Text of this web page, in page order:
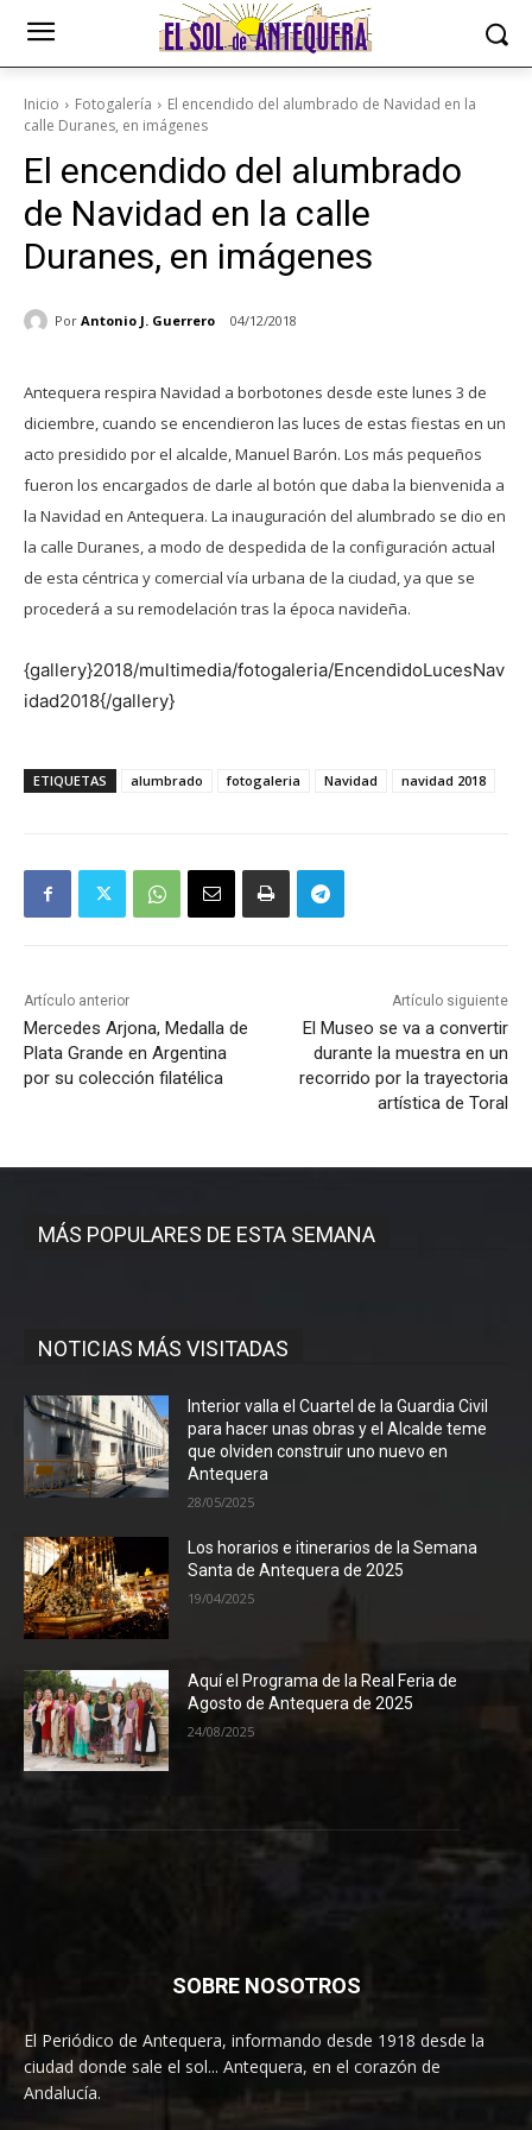
Inicio Fotogalería
El encendido del alumbrado de Navidad en la
calle Duranes, en imágenes
El encendido del alumbrado
de Navidad en la calle
Duranes, en imágenes
Por Antonio J. Guerrero 04/12/2018
Antequera respira Navidad a borbotones desde este lunes 3 de
diciembre, cuando se encendieron las luces de estas fiestas en un
acto presidido por el alcalde, Manuel Barón. Los más pequeños
fueron los encargados de darle al botón que daba la bienvenida a
la Navidad en Antequera. La inauguración del alumbrado se dio en
la calle Duranes, a modo de despedida de la configuración actual
de esta céntrica y comercial vía urbana de la ciudad, ya que se
procederá a su remodelación tras la época navideña.
{gallery}2018/multimedia/fotogaleria/EncendidoLucesNav
idad2018{/gallery}
ETIQUETAS alumbrado fotogaleria Navidad navidad 2018
Artículo anterior
Mercedes Arjona, Medalla de
Plata Grande en Argentina
por su colección filatélica
Artículo siguiente
El Museo se va a convertir
durante la muestra en un
recorrido por la trayectoria
artística de Toral
MÁS POPULARES DE ESTA SEMANA
NOTICIAS MÁS VISITADAS
Interior valla el Cuartel de la Guardia Civil
para hacer unas obras y el Alcalde teme
que olviden construir uno nuevo en
Antequera
28/05/2025
Los horarios e itinerarios de la Semana
Santa de Antequera de 2025
19/04/2025
Aquí el Programa de la Real Feria de
Agosto de Antequera de 2025
24/08/2025
SOBRE NOSOTROS
El Periódico de Antequera, informando desde 1918 desde la
ciudad donde sale el sol... Antequera, en el corazón de
Andalucía.